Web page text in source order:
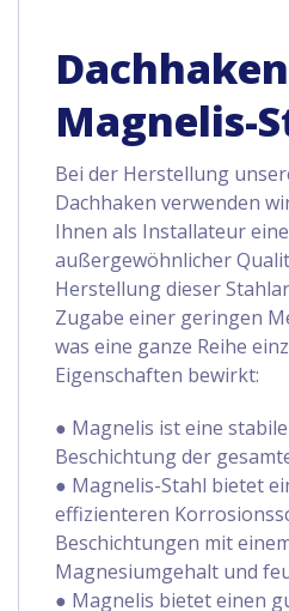
Magnelis-
Bei der Herstellung
Dachhaken verwenden
Ihnen als Installateur
außergewöhnlicher
Herstellung dieser
Zugabe einer geringen
was eine ganze Reihe
Eigenschaften bewirkt:
● Magnelis ist eine
Beschichtung der
● Magnelis-Stahl bietet
effizienteren
Beschichtungen mit
Magnesiumgehalt und
● Magnelis bietet einen